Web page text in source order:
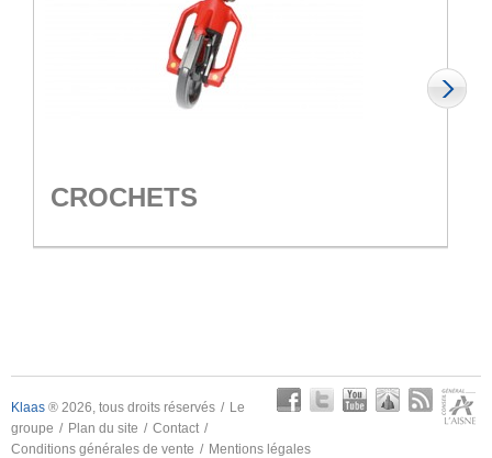
CROCHETS
Klaas ® 2026, tous droits réservés
Le
groupe
Plan du site
Contact
Conditions générales de vente
Mentions légales